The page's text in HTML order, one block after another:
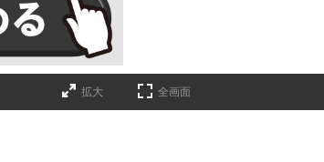
拡大 全画面